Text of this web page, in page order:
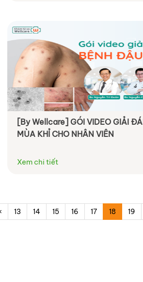
[By Wellcare] GÓI VIDEO GIẢI
MÙA KHỈ CHO NHÂN VIÊN
Xem chi tiết
13 14 15 16 17 18 19